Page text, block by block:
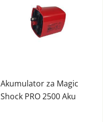
Akumulator za Magic
Shock PRO 2500 Aku